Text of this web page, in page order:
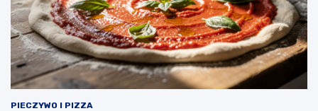
PIECZYWO I PIZZA